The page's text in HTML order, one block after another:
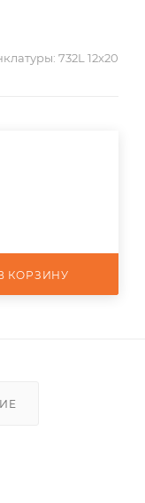
732L 12x20
КОРЗИНУ